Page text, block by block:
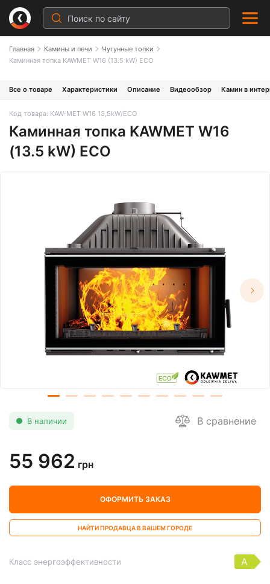
Главная Камины и печи
Чугунные топки
Каминная топка KAWMET W16 (13.5 kW) ECO
Все о товаре Характеристики Описание Видеообзор Камин в
Код товара: KAW-MET W16 13,5kW/ECO
Каминная топка KAWMET W16
(13.5 kW) ECO
В наличии В сравнение
55 962 грн
ОФОРМИТЬ ЗАКАЗ
НАЙТИ ПРОДАВЦА В ВАШЕМ ГОРОДЕ
Класс энергоэффективности A